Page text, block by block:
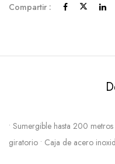
Compartir :
• Sumergible hasta 200
giratorio • Caja de acero